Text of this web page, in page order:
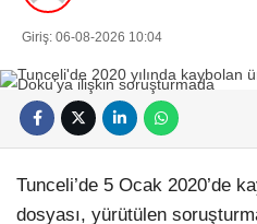
Giriş: 06-08-2026 10:04
Tunceli’de 5 Ocak 2020’de
dosyası, yürütülen